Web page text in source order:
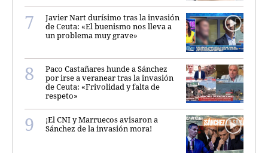
Javier Nart durísimo tras la invasión
de Ceuta: «El buenismo nos lleva a
un problema muy grave»
Paco Castañares hunde a Sánchez
por irse a veranear tras la invasión
de Ceuta: «Frivolidad y falta de
respeto»
¡El CNI y Marruecos avisaron a
Sánchez de la invasión mora!